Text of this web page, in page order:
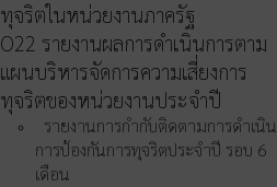
ทุจริตในหน่วยงานภาครัฐ
O22 รายงานผลการดำเนินการตาม
แผนบริหารจัดการความเสี่ยงการ
ทุจริตของหน่วยงานประจำปี
รายงานการกำกับติดตามการดำเนิน
การป้องกันการทุจริตประจำปี รอบ 6
เดือน